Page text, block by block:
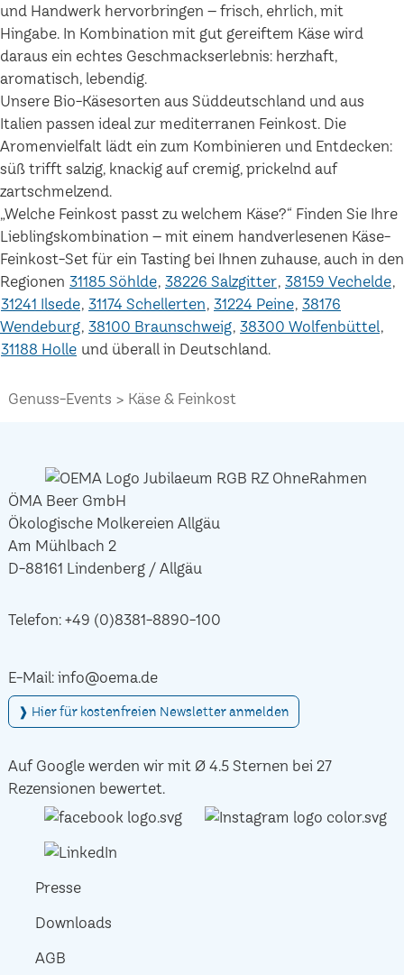
und Handwerk hervorbringen – frisch, ehrlich, mit
Hingabe. In Kombination mit gut gereiftem Käse wird
daraus ein echtes Geschmackserlebnis: herzhaft,
aromatisch, lebendig.
Unsere Bio-Käsesorten aus Süddeutschland und aus
Italien passen ideal zur mediterranen Feinkost. Die
Aromenvielfalt lädt ein zum Kombinieren und Entdecken:
süß trifft salzig, knackig auf cremig, prickelnd auf
zartschmelzend.
„Welche Feinkost passt zu welchem Käse?“ Finden Sie Ihre
Lieblingskombination – mit einem handverlesenen Käse-
Feinkost-Set für ein Tasting bei Ihnen zuhause, auch in den
Regionen 31185 Söhlde 38226 Salzgitter 38159 Vechelde
31241 Ilsede 31174 Schellerten 31224 Peine 38176
Wendeburg 38100 Braunschweig 38300 Wolfenbüttel
31188 Holle und überall in Deutschland.
Genuss-Events Käse & Feinkost
ÖMA Beer GmbH
Ökologische Molkereien Allgäu
Am Mühlbach 2
D-88161 Lindenberg / Allgäu
Telefon: +49 (0)8381-8890-100
E-Mail: info@oema.de
❱ Hier für kostenfreien Newsletter anmelden
Auf Google werden wir mit Ø 4.5 Sternen bei 27
Rezensionen bewertet.
Presse
Downloads
AGB